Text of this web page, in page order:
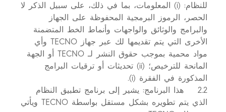
للنظام: (i) المعلومات، بما في ذلك، على سبيل الذكر لا
الحصر، الرموز البرمجية المحفوظة على الجهاز
والبرامج والوثائق والواجهات وأنماط الخط المتضمنة
الأخرى التي يتم تقديمها لك عبر جهاز TECNO وأي
مواد محمية بموجب حقوق النشر لـ TECNO أو الجهة
المانحة للترخيص؛ (ii) تحديثات أو ترقيات البرامج
المذكورة في الفقرة (i).
2.2 هذا البرنامج: يشير إلى برنامج تطبيق النظام
الذي يتم تطويره بشكل مستقل بواسطة TECNO ويأتي